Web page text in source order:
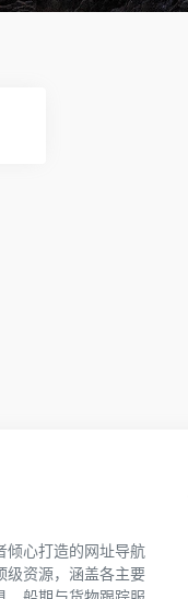
倾心打造的网址导航
级资源，涵盖各主要